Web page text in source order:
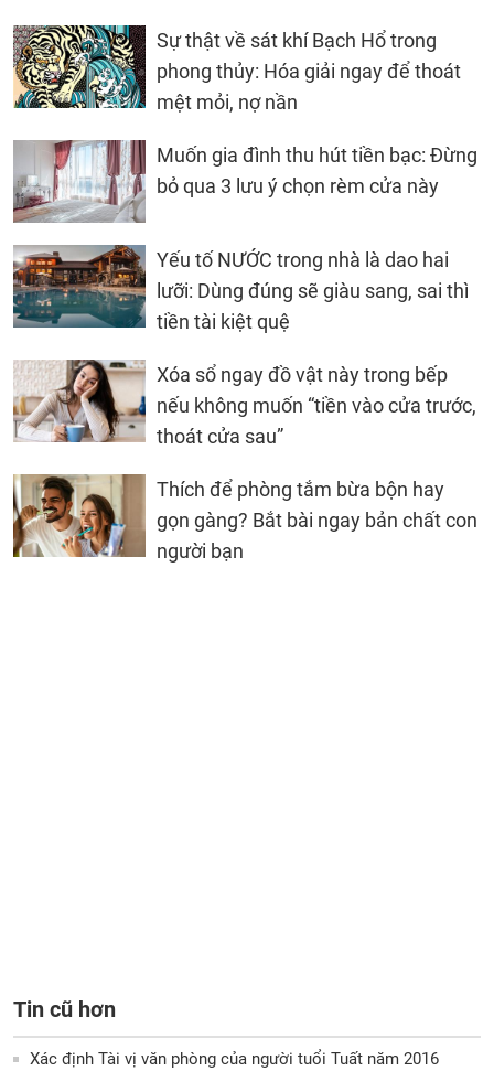
Sự thật về sát khí Bạch Hổ trong
phong thủy: Hóa giải ngay để thoát
mệt mỏi, nợ nần
Muốn gia đình thu hút tiền bạc: Đừng
bỏ qua 3 lưu ý chọn rèm cửa này
Yếu tố NƯỚC trong nhà là dao hai
lưỡi: Dùng đúng sẽ giàu sang, sai thì
tiền tài kiệt quệ
Xóa sổ ngay đồ vật này trong bếp
nếu không muốn “tiền vào cửa trước,
thoát cửa sau”
Thích để phòng tắm bừa bộn hay
gọn gàng? Bắt bài ngay bản chất con
người bạn
Tin cũ hơn
Xác định Tài vị văn phòng của người tuổi Tuất năm 2016